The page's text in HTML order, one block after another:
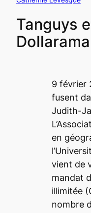
Tanguys
Dollarama
9 février
fusent
Judith-
en
vient de
mandat
illimitée
nombre